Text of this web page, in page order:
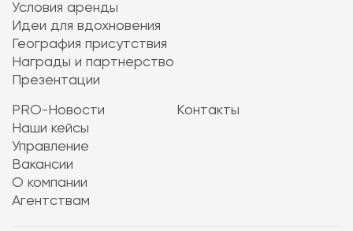
Условия аренды
Идеи для вдохновения
География присутствия
Награды и партнерство
Презентации
PRO-Новости
Наши кейсы
Управление
Вакансии
О компании
Агентствам
Контакты